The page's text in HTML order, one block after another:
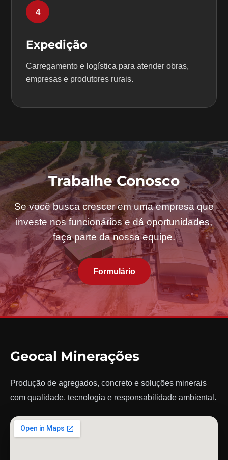
4
Expedição
Carregamento e logística para atender obras,
empresas e produtores rurais.
Trabalhe Conosco
Se você busca crescer em uma empresa que
investe nos funcionários e dá oportunidades,
faça parte da nossa equipe.
Formulário
Geocal Minerações
Produção de agregados, concreto e soluções minerais
com qualidade, tecnologia e responsabilidade ambiental.